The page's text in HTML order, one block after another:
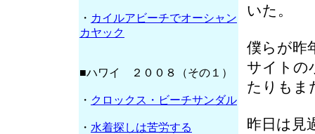
いた。
僕らが昨
サイトの
たりもま
昨日は見
・ カイルアビーチでオーシャン
カヤック
■ハワイ ２００８（その１）
・ クロックス・ビーチサンダル
・ 水着探しは苦労する